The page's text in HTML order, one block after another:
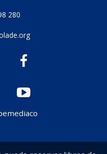
280